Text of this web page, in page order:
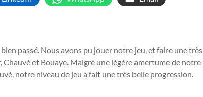
passé. Nous avons pu jouer notre jeu, et faire une très
et Bouaye. Malgré une légère amertume de notre
notre niveau de jeu a fait une très belle progression.